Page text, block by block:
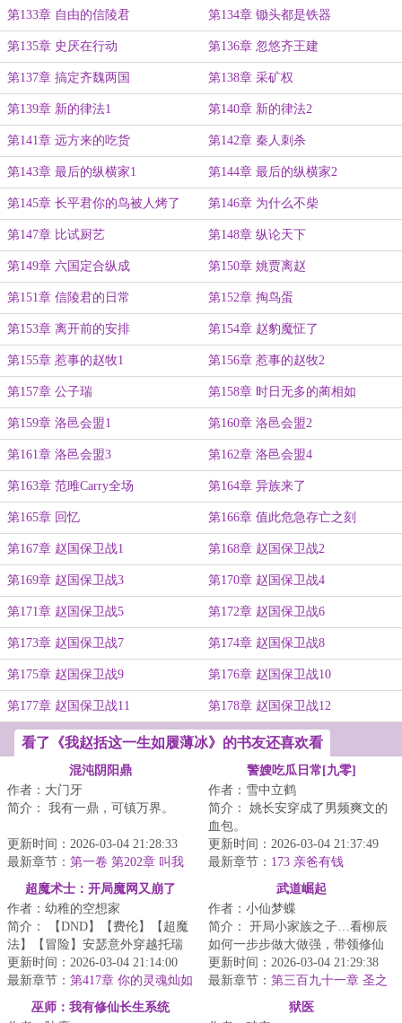
第133章 自由的信陵君 第134章 锄头都是铁器
第135章 史厌在行动 第136章 忽悠齐王建
第137章 搞定齐魏两国 第138章 采矿权
第139章 新的律法1 第140章 新的律法2
第141章 远方来的吃货 第142章 秦人刺杀
第143章 最后的纵横家1 第144章 最后的纵横家2
第145章 长平君你的鸟被人烤了 第146章 为什么不柴
第147章 比试厨艺 第148章 纵论天下
第149章 六国定合纵成 第150章 姚贾离赵
第151章 信陵君的日常 第152章 掏鸟蛋
第153章 离开前的安排 第154章 赵豹魔怔了
第155章 惹事的赵牧1 第156章 惹事的赵牧2
第157章 公子瑞 第158章 时日无多的蔺相如
第159章 洛邑会盟1 第160章 洛邑会盟2
第161章 洛邑会盟3 第162章 洛邑会盟4
第163章 范雎Carry全场 第164章 异族来了
第165章 回忆 第166章 值此危急存亡之刻
第167章 赵国保卫战1 第168章 赵国保卫战2
第169章 赵国保卫战3 第170章 赵国保卫战4
第171章 赵国保卫战5 第172章 赵国保卫战6
第173章 赵国保卫战7 第174章 赵国保卫战8
第175章 赵国保卫战9 第176章 赵国保卫战10
第177章 赵国保卫战11 第178章 赵国保卫战12
看了《我赵括这一生如履薄冰》的书友还喜欢看
混沌阴阳鼎
作者：大门牙
简介： 我有一鼎，可镇万界。
阴阳初鸣，生道纹定天地乾坤。
更新时间：2026-03-04 21:28:33
最新章节： 第一卷 第202章 叫我
大哥！
警嫂吃瓜日常[九零]
作者：雪中立鹤
简介： 姚长安穿成了男频爽文的
血包。
未婚夫劈腿，亲戚鸠占鹊巢，养...
更新时间：2026-03-04 21:37:49
最新章节： 173 亲爸有钱
超魔术士：开局魔网又崩了
作者：幼稚的空想家
简介： 【DND】【费伦】【超魔
法】【冒险】安瑟意外穿越托瑞
尔，魔法女神又双叒叕出事了！
更新时间：2026-03-04 21:14:00
最新章节： 第417章 你的灵魂灿如
星河
武道崛起
作者：小仙梦蝶
简介： 开局小家族之子…看柳辰
如何一步步做大做强，带领修仙
世界屹立星界之巅不一样的修仙
体系仙...
更新时间：2026-03-04 21:29:38
最新章节： 第三百九十一章 圣之
森野战役（十）
巫师：我有修仙长生系统
狱医